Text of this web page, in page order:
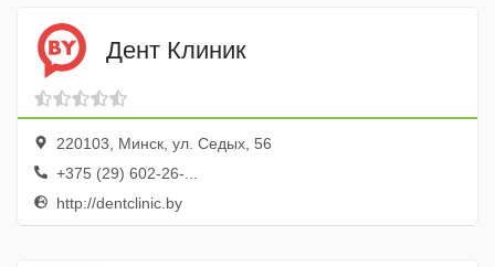
Дент Клиник
220103, Минск, ул. Седых, 56
+375 (29) 602-26-...
http://dentclinic.by